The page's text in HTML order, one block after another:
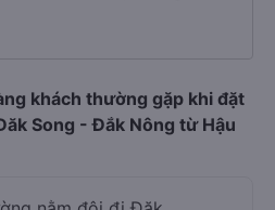
khách thường gặp khi đặt
Song - Đắk Nông từ Hậu